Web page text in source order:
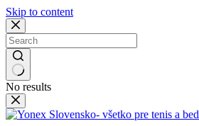
Skip to content
No results